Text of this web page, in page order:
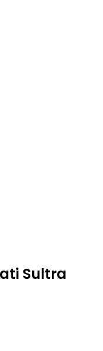
Sultra